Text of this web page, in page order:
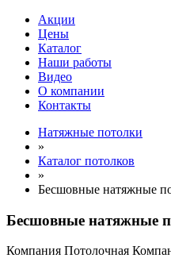
Акции
Цены
Каталог
Наши работы
Видео
О компании
Контакты
Натяжные потолки
»
Каталог потолков
»
Бесшовные натяжные
Бесшовные натяжные
Компания Потолочная